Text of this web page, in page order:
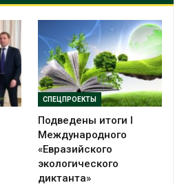
СПЕЦПРОЕКТЫ
Подведены итоги I
Международного
«Евразийского
экологического
диктанта»